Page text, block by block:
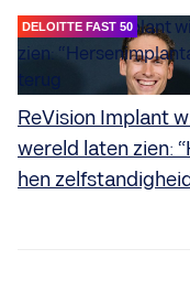
DELOITTE FAST 50
ReVision Implant
wereld laten zien:
hen